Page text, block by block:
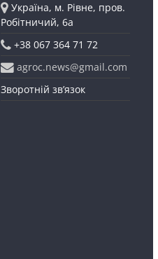
Україна, м. Рівне, пров.
Робітничий, 6а
+38 067 364 71 72
agroc.news@gmail.com
Зворотній зв’язок